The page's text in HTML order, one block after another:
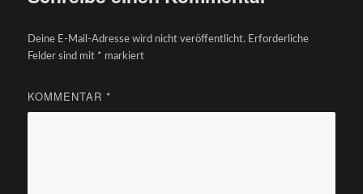
Deine E-Mail-Adresse wird nicht veröffentlicht. Erforderliche
Felder sind mit * markiert
KOMMENTAR *